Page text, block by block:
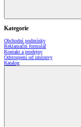
Kategorie
Obchodní podmínky
Reklamační formulář
Kontakt a prodejny
Odstoupení od smlouvy
Katalog